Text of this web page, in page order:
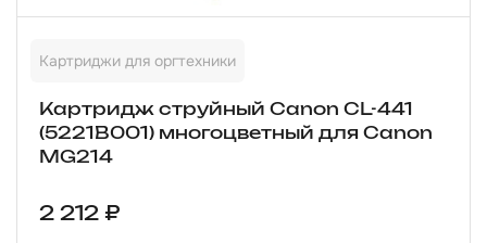
Картриджи для оргтехники
Картридж струйный Canon CL-441
(5221B001) многоцветный для Canon
MG214
2 212 ₽